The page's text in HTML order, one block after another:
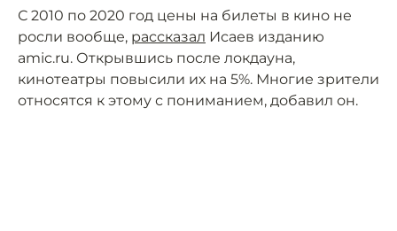
С 2010 по 2020 год цены на билеты в кино не
росли вообще, рассказал Исаев изданию
amic.ru. Открывшись после локдауна,
кинотеатры повысили их на 5%. Многие зрители
относятся к этому с пониманием, добавил он.